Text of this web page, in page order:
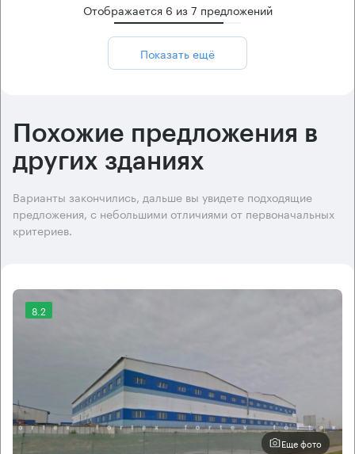
Отображается 6 из7 предложений
Показать ещё
Похожие предложения в
других зданиях
Варианты закончились, дальше вы увидете подходящие
предложения, с небольшими отличиями от первоначальных
критериев.
8.2
Еще фото